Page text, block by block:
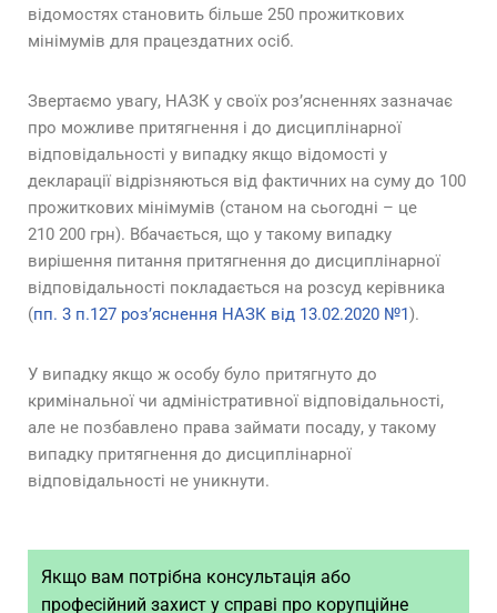
відомостях становить більше 250 прожиткових
мінімумів для працездатних осіб.
Звертаємо увагу, НАЗК у своїх роз’ясненнях зазначає
про можливе притягнення і до дисциплінарної
відповідальності у випадку якщо відомості у
декларації відрізняються від фактичних на суму до 100
прожиткових мінімумів (станом на сьогодні – це
210 200 грн). Вбачається, що у такому випадку
вирішення питання притягнення до дисциплінарної
відповідальності покладається на розсуд керівника
(пп. 3 п.127 роз’яснення НАЗК від 13.02.2020 №1).
У випадку якщо ж особу було притягнуто до
кримінальної чи адміністративної відповідальності,
але не позбавлено права займати посаду, у такому
випадку притягнення до дисциплінарної
відповідальності не уникнути.
Якщо вам потрібна консультація або
професійний захист у справі про корупційне